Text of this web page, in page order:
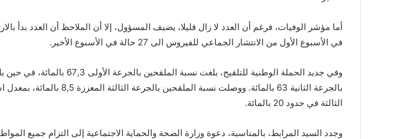
في الأسبوع الأول من الانتشار الجماعي للفيروس الى 27 حالة في الأسبوع الأخير.
وفي جديد الحملة الوطنية للتلقيح، بلغت نسبة
بالجرعة الثانية 63 بالمائة. ووصلت نسبة الملقحين
الثالثة في حدود 20 بالمائة.
وجدد السيد المرابط، بالمناسبة، دعوة وزارة الصحة والحماية الاجتماعية إلى التزام جميع